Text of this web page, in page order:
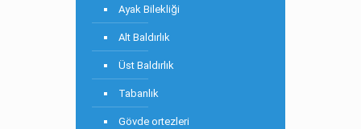
Ayak Bilekliği
Alt Baldırlık
Üst Baldırlık
Tabanlık
Gövde ortezleri